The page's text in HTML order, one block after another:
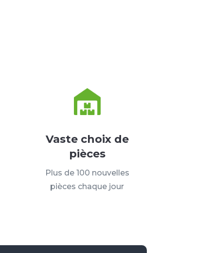
Vaste choix de
pièces
Plus de 100 nouvelles
pièces chaque jour